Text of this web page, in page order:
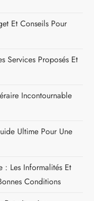
Et Conseils Pour
Services Proposés Et
Incontournable
Ultime Pour Une
: Les Informalités Et
Conditions